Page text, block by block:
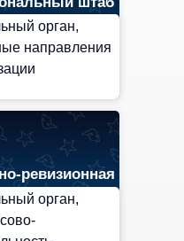
ревизионная
комиссия
орган,
орган,
направления